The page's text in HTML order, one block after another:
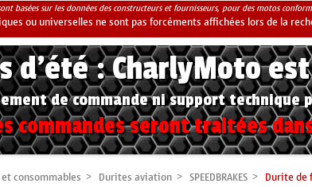
basées sur les données des constructeurs et fournisseurs, pour des motos
ou universelles ne sont pas forcéments affichées lors de la
d'été : CharlyMoto
de commande ni support technique
commandes seront traitées
consommables Durites aviation SPEEDBRAKES Durite de